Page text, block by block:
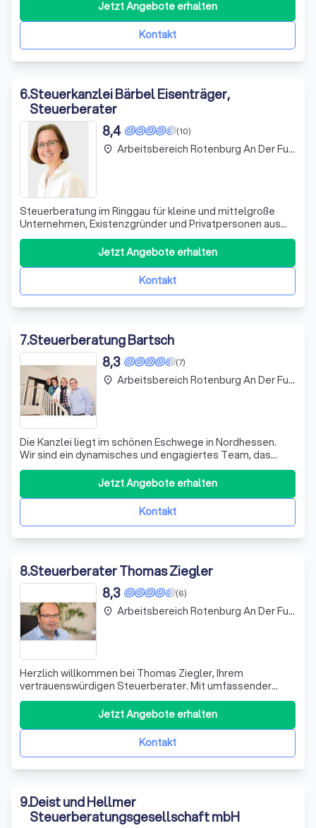
wir keinen Einfluss haben. Wenn Sie dies vermeiden
wollen, klicken Sie bitte auf "zurück".
Kontakt
Jetzt Angebote erhalten
6.Steuerkanzlei Bärbel Eisenträger,
Steuerberater
(10)
8,4
Steuerberatung im Ringgau für kleine und mittelgroße
Unternehmen, Existenzgründer und Privatpersonen aus
dem Raum Eschwege, Werra-Meißner-Kreis und ganz
Kontakt
Jetzt Angebote erhalten
place Arbeitsbereich Rotenburg An Der Fulda
7.Steuerberatung Bartsch
(7)
8,3
Die Kanzlei liegt im schönen Eschwege in Nordhessen.
Wir sind ein dynamisches und engagiertes Team, das
bereits seit mehr als 20 Jahren zusammenarbeitet und
dem die persönliche und individuelle Betreuung seiner
Mandanten in ganz Deutschland besonders am Herzen
liegt.
Kontakt
Jetzt Angebote erhalten
place Arbeitsbereich Rotenburg An Der Fulda
8.Steuerberater Thomas Ziegler
(6)
8,3
Herzlich willkommen bei Thomas Ziegler, Ihrem
vertrauenswürdigen Steuerberater. Mit umfassender
Expertise und langjähriger Erfahrung in der Branche bieten
wir Ihnen eine breite Palette an Dienstleistungen an. Unser
Ziel ist es, Ihre Interessen optimal zu vertreten und Ihren
wirtschaftlichen Erfolg z
Kontakt
Jetzt Angebote erhalten
place Arbeitsbereich Rotenburg An Der Fulda
9.Deist und Hellmer
Steuerberatungsgesellschaft mbH